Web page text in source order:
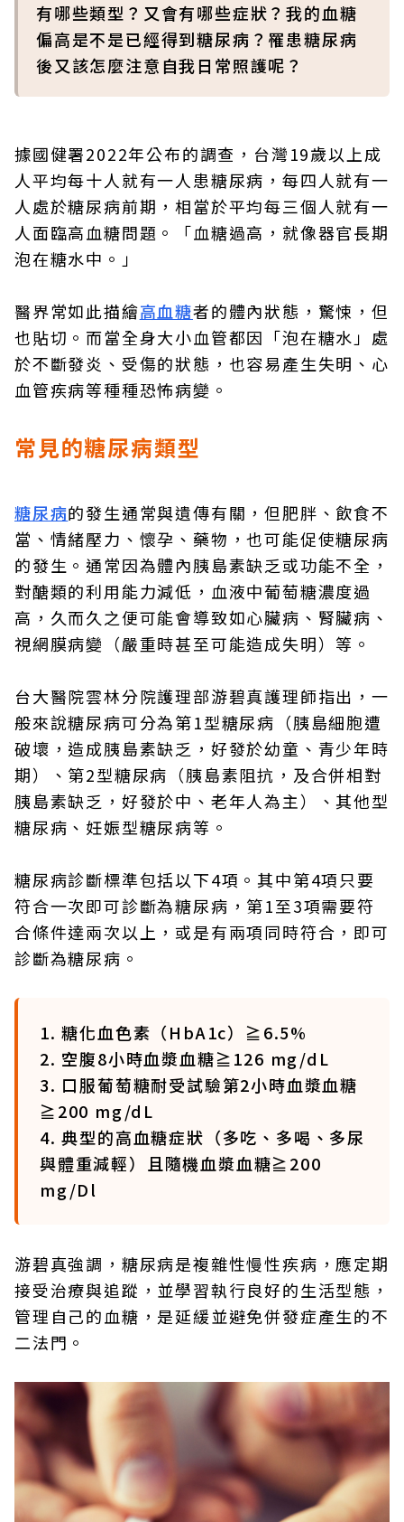
有哪些類型？又會有哪些症狀？我的血糖
偏高是不是已經得到糖尿病？罹患糖尿病
後又該怎麼注意自我日常照護呢？
據國健署2022年公布的調查，台灣19歲以上成
人平均每十人就有一人患糖尿病，每四人就有一
人處於糖尿病前期，相當於平均每三個人就有一
人面臨高血糖問題。「血糖過高，就像器官長期
泡在糖水中。」
醫界常如此描繪高血糖者的體內狀態，驚悚，但
也貼切。而當全身大小血管都因「泡在糖水」處
於不斷發炎、受傷的狀態，也容易產生失明、心
血管疾病等種種恐怖病變。
常見的糖尿病類型
糖尿病的發生通常與遺傳有關，但肥胖、飲食不
當、情緒壓力、懷孕、藥物，也可能促使糖尿病
的發生。通常因為體內胰島素缺乏或功能不全，
對醣類的利用能力減低，血液中葡萄糖濃度過
高，久而久之便可能會導致如心臟病、腎臟病、
視網膜病變（嚴重時甚至可能造成失明）等。
台大醫院雲林分院護理部游碧真護理師指出，一
般來說糖尿病可分為第1型糖尿病（胰島細胞遭
破壞，造成胰島素缺乏，好發於幼童、青少年時
期）、第2型糖尿病（胰島素阻抗，及合併相對
胰島素缺乏，好發於中、老年人為主）、其他型
糖尿病、妊娠型糖尿病等。
糖尿病診斷標準包括以下4項。其中第4項只要
符合一次即可診斷為糖尿病，第1至3項需要符
合條件達兩次以上，或是有兩項同時符合，即可
診斷為糖尿病。
1. 糖化血色素（HbA1c）≧6.5%
2. 空腹8小時血漿血糖≧126 mg/dL
3. 口服葡萄糖耐受試驗第2小時血漿血糖
≧200 mg/dL
4. 典型的高血糖症狀（多吃、多喝、多尿
與體重減輕）且隨機血漿血糖≧200
mg/Dl
游碧真強調，糖尿病是複雜性慢性疾病，應定期
接受治療與追蹤，並學習執行良好的生活型態，
管理自己的血糖，是延緩並避免併發症產生的不
二法門。